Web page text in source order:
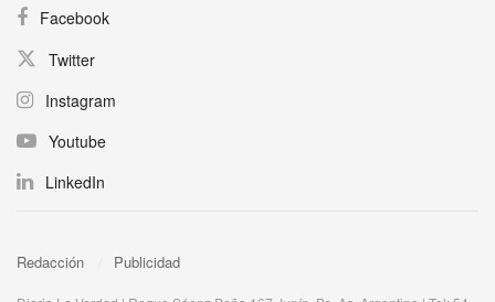
Facebook
Twitter
Instagram
Youtube
LinkedIn
Redacción Publicidad